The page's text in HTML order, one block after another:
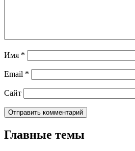
Имя *
Email *
Сайт
Главные темы